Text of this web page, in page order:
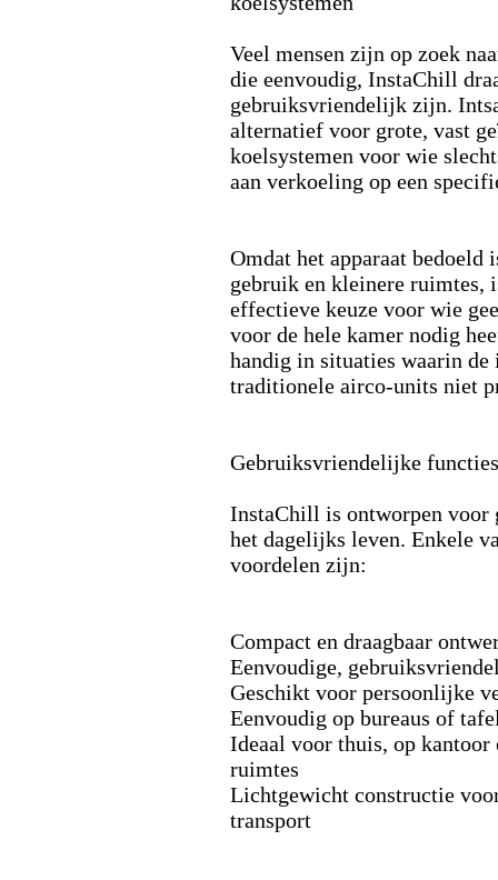
Veel mensen zijn op zoek
die eenvoudig, InstaChill
gebruiksvriendelijk zijn.
alternatief voor grote, vast
koelsystemen voor wie
aan verkoeling op een
Omdat het apparaat
gebruik en kleinere ruimtes,
effectieve keuze voor wie
voor de hele kamer nodig
handig in situaties waarin
traditionele airco-units niet
Gebruiksvriendelijke functies
InstaChill is ontworpen voor
het dagelijks leven. Enkele
voordelen zijn:
Compact en draagbaar
Eenvoudige,
Geschikt voor persoonlijke
Eenvoudig op bureaus of
Ideaal voor thuis, op kantoor
ruimtes
Lichtgewicht constructie
transport